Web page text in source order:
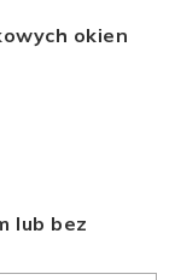
okien
lub bez